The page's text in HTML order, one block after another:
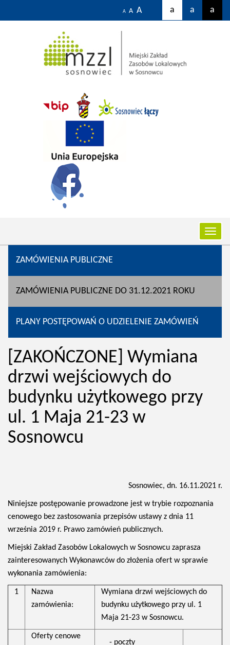
A A A a a a
ZAMÓWIENIA PUBLICZNE
ZAMÓWIENIA PUBLICZNE DO 31.12.2021 ROKU
PLANY POSTĘPOWAŃ O UDZIELENIE ZAMÓWIEŃ
[ZAKOŃCZONE] Wymiana
drzwi wejściowych do
budynku użytkowego przy
ul. 1 Maja 21-23 w
Sosnowcu
Sosnowiec, dn. 16.11.2021 r.
Niniejsze postępowanie prowadzone jest w trybie rozpoznania
cenowego bez zastosowania przepisów ustawy z dnia 11
września 2019 r. Prawo zamówień publicznych.
Miejski Zakład Zasobów Lokalowych w Sosnowcu zaprasza
zainteresowanych Wykonawców do złożenia ofert w sprawie
wykonania zamówienia:
1
Nazwa
zamówienia:
Wymiana drzwi wejściowych do
budynku użytkowego przy ul. 1
Maja 21-23 w Sosnowcu.
Oferty cenowe
- poczty